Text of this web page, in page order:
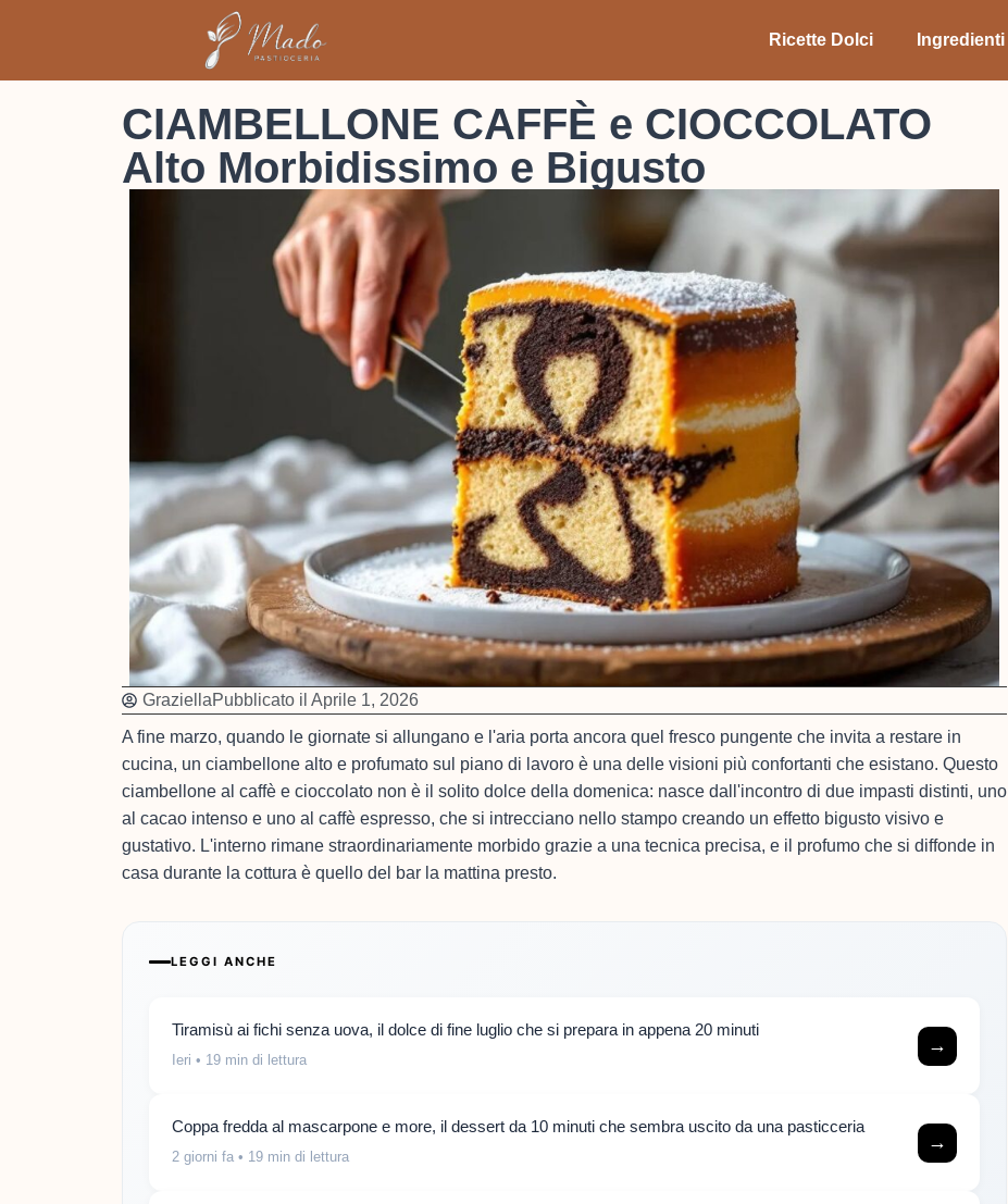
Ricette Dolci Ingredienti
CIAMBELLONE CAFFÈ e CIOCCOLATO
Alto Morbidissimo e Bigusto
GraziellaPubblicato il Aprile 1, 2026
A fine marzo, quando le giornate si allungano e l'aria porta ancora quel fresco pungente che invita a restare in
cucina, un ciambellone alto e profumato sul piano di lavoro è una delle visioni più confortanti che esistano. Questo
ciambellone al caffè e cioccolato non è il solito dolce della domenica: nasce dall'incontro di due impasti distinti, uno
al cacao intenso e uno al caffè espresso, che si intrecciano nello stampo creando un effetto bigusto visivo e
gustativo. L'interno rimane straordinariamente morbido grazie a una tecnica precisa, e il profumo che si diffonde in
casa durante la cottura è quello del bar la mattina presto.
LEGGI ANCHE
Tiramisù ai fichi senza uova, il dolce di fine luglio che si prepara in appena 20 minuti
Ieri • 19 min di lettura
→
Coppa fredda al mascarpone e more, il dessert da 10 minuti che sembra uscito da una pasticceria
2 giorni fa • 19 min di lettura
→